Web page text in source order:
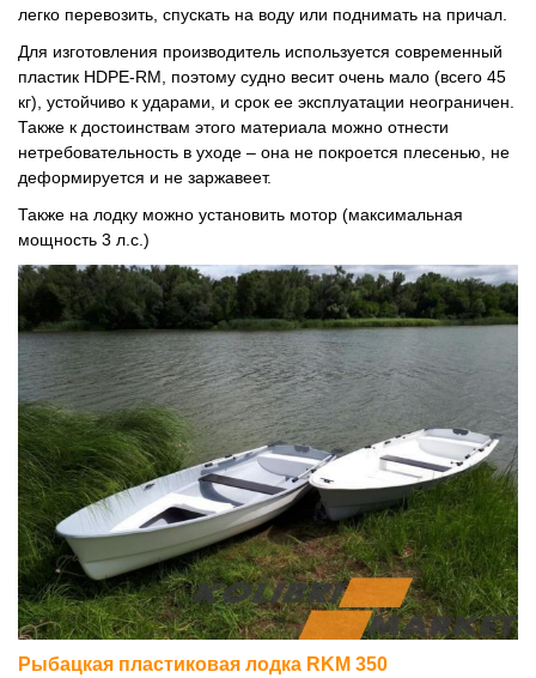
легко перевозить, спускать на воду или поднимать на причал.
Для изготовления производитель используется современный
пластик HDPE-RM, поэтому судно весит очень мало (всего 45
кг), устойчиво к ударами, и срок ее эксплуатации неограничен.
Также к достоинствам этого материала можно отнести
нетребовательность в уходе – она не покроется плесенью, не
деформируется и не заржавеет.
Также на лодку можно установить мотор (максимальная
мощность 3 л.с.)
Рыбацкая пластиковая лодка RKM 350